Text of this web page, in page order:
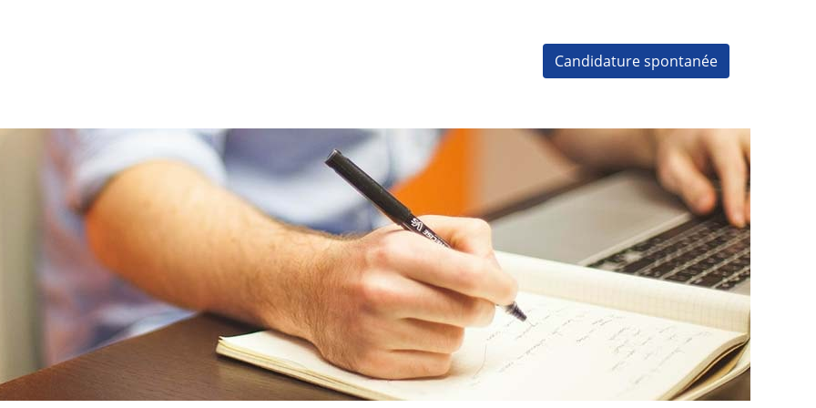
Candidature spontanée